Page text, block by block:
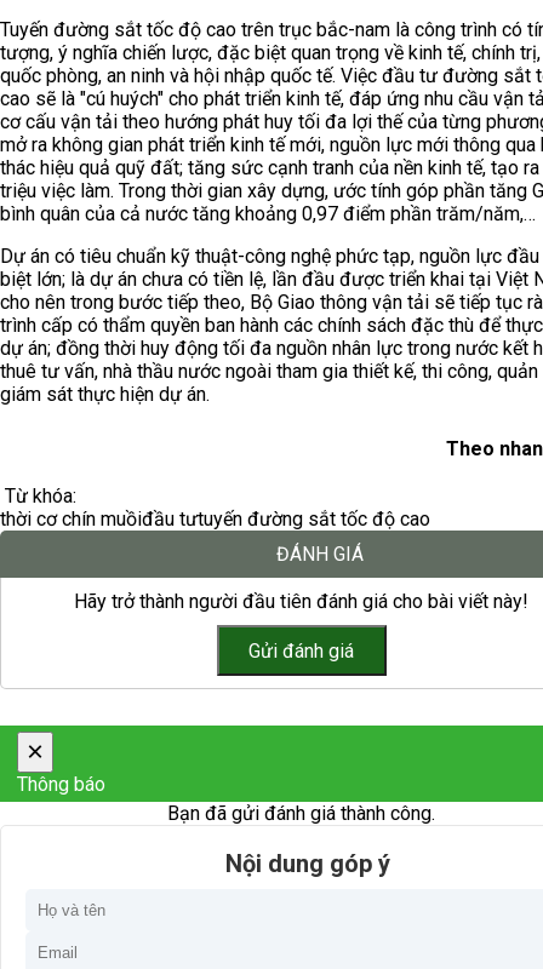
Tuyến đường sắt tốc độ cao trên trục bắc-nam là công trình có
tượng, ý nghĩa chiến lược, đặc biệt quan trọng về kinh tế, chính
quốc phòng, an ninh và hội nhập quốc tế. Việc đầu tư đường sắt
cao sẽ là "cú huých" cho phát triển kinh tế, đáp ứng nhu cầu vận
cơ cấu vận tải theo hướng phát huy tối đa lợi thế của từng
mở ra không gian phát triển kinh tế mới, nguồn lực mới thông qua
thác hiệu quả quỹ đất; tăng sức cạnh tranh của nền kinh tế, tạo ra
triệu việc làm. Trong thời gian xây dựng, ước tính góp phần tăng
bình quân của cả nước tăng khoảng 0,97 điểm phần trăm/năm,…
Dự án có tiêu chuẩn kỹ thuật-công nghệ phức tạp, nguồn lực
biệt lớn; là dự án chưa có tiền lệ, lần đầu được triển khai tại Việt
cho nên trong bước tiếp theo, Bộ Giao thông vận tải sẽ tiếp tục
trình cấp có thẩm quyền ban hành các chính sách đặc thù để
dự án; đồng thời huy động tối đa nguồn nhân lực trong nước kết
thuê tư vấn, nhà thầu nước ngoài tham gia thiết kế, thi công, quản
giám sát thực hiện dự án.
Theo
Từ khóa:
thời cơ chín muồiđầu tưtuyến đường sắt tốc độ cao
ĐÁNH GIÁ
Hãy trở thành người đầu tiên đánh giá cho bài viết này!
×
Thông báo
Bạn đã gửi đánh giá thành công.
Nội dung góp ý